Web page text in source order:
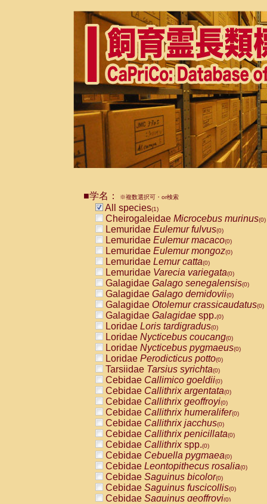
■学名： ※複数選択可・or検索
All species(1)
Cheirogaleidae Microcebus murinus(0)
Lemuridae Eulemur fulvus(0)
Lemuridae Eulemur macaco(0)
Lemuridae Eulemur mongoz(0)
Lemuridae Lemur catta(0)
Lemuridae Varecia variegata(0)
Galagidae Galago senegalensis(0)
Galagidae Galago demidovii(0)
Galagidae Otolemur crassicaudatus(0)
Galagidae Galagidae spp.(0)
Loridae Loris tardigradus(0)
Loridae Nycticebus coucang(0)
Loridae Nycticebus pygmaeus(0)
Loridae Perodicticus potto(0)
Tarsiidae Tarsius syrichta(0)
Cebidae Callimico goeldii(0)
Cebidae Callithrix argentata(0)
Cebidae Callithrix geoffroyi(0)
Cebidae Callithrix humeralifer(0)
Cebidae Callithrix jacchus(0)
Cebidae Callithrix penicillata(0)
Cebidae Callithrixspp.(0)
Cebidae Cebuella pygmaea(0)
Cebidae Leontopithecus rosalia(0)
Cebidae Saguinus bicolor(0)
Cebidae Saguinus fuscicollis(0)
Cebidae Saguinus geoffroyi(0)